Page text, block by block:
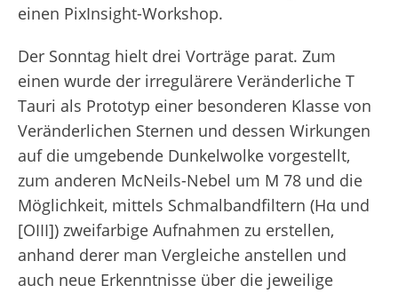
einen PixInsight-Workshop.
Der Sonntag hielt drei Vorträge parat. Zum
einen wurde der irregulärere Veränderliche T
Tauri als Prototyp einer besonderen Klasse von
Veränderlichen Sternen und dessen Wirkungen
auf die umgebende Dunkelwolke vorgestellt,
zum anderen McNeils-Nebel um M 78 und die
Möglichkeit, mittels Schmalbandfiltern (Hα und
[OIII]) zweifarbige Aufnahmen zu erstellen,
anhand derer man Vergleiche anstellen und
auch neue Erkenntnisse über die jeweilige